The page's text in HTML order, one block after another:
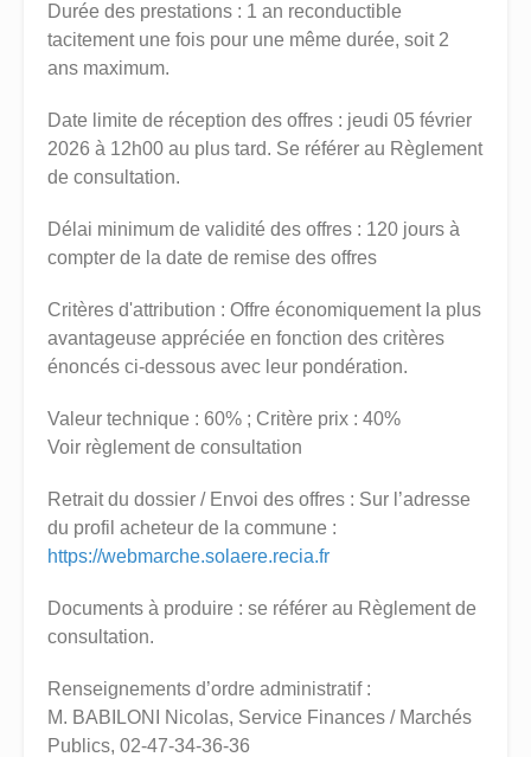
Durée des prestations : 1 an reconductible
tacitement une fois pour une même durée, soit 2
ans maximum.
Date limite de réception des offres : jeudi 05 février
2026 à 12h00 au plus tard. Se référer au Règlement
de consultation.
Délai minimum de validité des offres : 120 jours à
compter de la date de remise des offres
Critères d'attribution : Offre économiquement la plus
avantageuse appréciée en fonction des critères
énoncés ci-dessous avec leur pondération.
Valeur technique : 60% ; Critère prix : 40%
Voir règlement de consultation
Retrait du dossier / Envoi des offres : Sur l’adresse
du profil acheteur de la commune :
https://webmarche.solaere.recia.fr
Documents à produire : se référer au Règlement de
consultation.
Renseignements d’ordre administratif :
M. BABILONI Nicolas, Service Finances / Marchés
Publics, 02-47-34-36-36